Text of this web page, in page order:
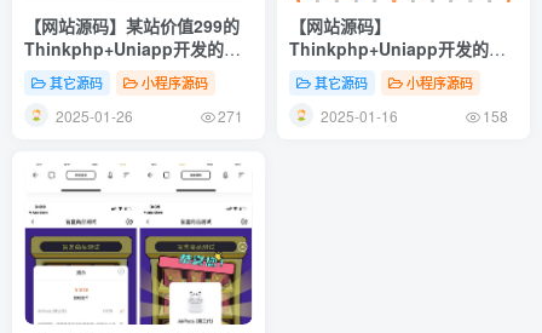
【网站源码】某站价值299的
Thinkphp+Uniapp开发的多
端商城系统源码H5小程序APP
支持DIY模板直播分销
其它源码 小程序源码
2025-01-26 271
【网站源码】
Thinkphp+Uniapp开发的多
端商城系统源码H5小程序APP
支持DIY模板直播分销
其它源码 小程序源码
2025-01-16 158